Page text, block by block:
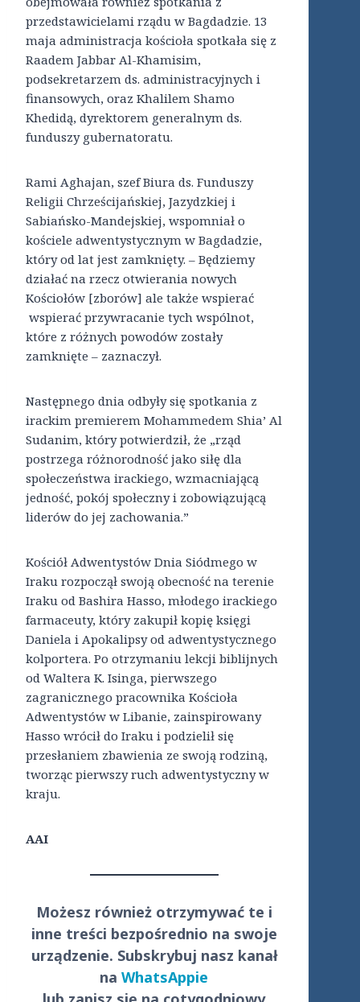
przedstawicielami rządu w Bagdadzie. 13
maja administracja kościoła spotkała się z
Raadem Jabbar Al-Khamisim,
podsekretarzem ds. administracyjnych i
finansowych, oraz Khalilem Shamo
Khedidą, dyrektorem generalnym ds.
funduszy gubernatoratu.
Rami Aghajan, szef Biura ds. Funduszy
Religii Chrześcijańskiej, Jazydzkiej i
Sabiańsko-Mandejskiej, wspomniał o
kościele adwentystycznym w Bagdadzie,
który od lat jest zamknięty. – Będziemy
działać na rzecz otwierania nowych
Kościołów [zborów] ale także wspierać
wspierać przywracanie tych wspólnot,
które z różnych powodów zostały
zamknięte – zaznaczył.
Następnego dnia odbyły się spotkania z
irackim premierem Mohammedem Shia’ Al
Sudanim, który potwierdził, że „rząd
postrzega różnorodność jako siłę dla
społeczeństwa irackiego, wzmacniającą
jedność, pokój społeczny i zobowiązującą
liderów do jej zachowania.”
Kościół Adwentystów Dnia Siódmego w
Iraku rozpoczął swoją obecność na terenie
Iraku od Bashira Hasso, młodego irackiego
farmaceuty, który zakupił kopię księgi
Daniela i Apokalipsy od adwentystycznego
kolportera. Po otrzymaniu lekcji biblijnych
od Waltera K. Isinga, pierwszego
zagranicznego pracownika Kościoła
Adwentystów w Libanie, zainspirowany
Hasso wrócił do Iraku i podzielił się
przesłaniem zbawienia ze swoją rodziną,
tworząc pierwszy ruch adwentystyczny w
kraju.
AAI
Możesz również otrzymywać te i
inne treści bezpośrednio na swoje
urządzenie. Subskrybuj nasz kanał
naWhatsAppie